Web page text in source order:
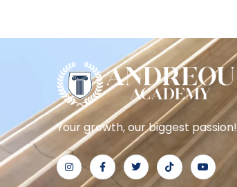
Your growth, our biggest passion!